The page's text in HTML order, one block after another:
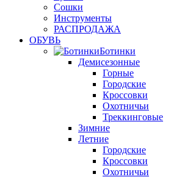
Сошки
Инструменты
РАСПРОДАЖА
ОБУВЬ
Ботинки
Демисезонные
Горные
Городские
Кроссовки
Охотничьи
Треккинговые
Зимние
Летние
Городские
Кроссовки
Охотничьи